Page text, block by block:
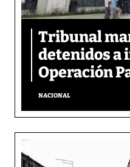
Tribunal
detenidos a
Operación
NACIONAL